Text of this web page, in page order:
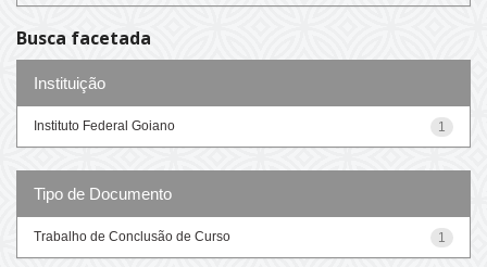
Busca facetada
Instituição
1
Instituto Federal Goiano
Tipo de Documento
1
Trabalho de Conclusão de Curso